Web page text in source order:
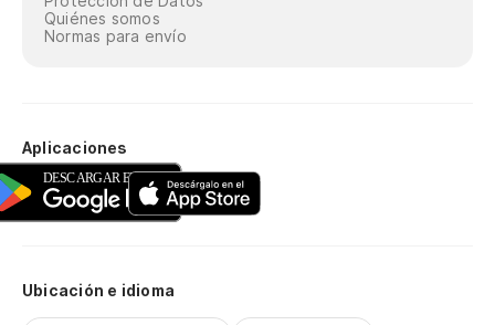
Quiénes somos
Normas para envío
Aplicaciones
Ubicación e idioma